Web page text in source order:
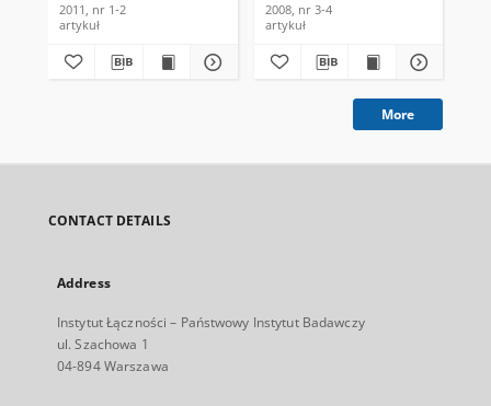
2011, nr 1-2
artykuł
Telekomunikacja i
Techniki Informacyjne,
2008, nr 3-4
artykuł
More
CONTACT DETAILS
Address
Instytut Łączności – Państwowy Instytut Badawczy
ul. Szachowa 1
04-894 Warszawa